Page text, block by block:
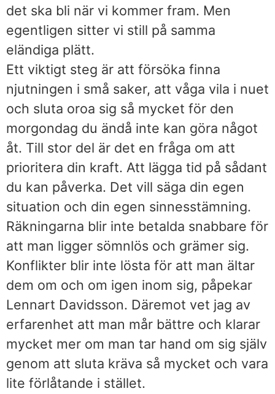
det ska bli när vi kommer fram. Men
egentligen sitter vi still på samma
eländiga plätt.
Ett viktigt steg är att försöka finna
njutningen i små saker, att våga vila i nuet
och sluta oroa sig så mycket för den
morgondag du ändå inte kan göra något
åt. Till stor del är det en fråga om att
prioritera din kraft. Att lägga tid på sådant
du kan påverka. Det vill säga din egen
situation och din egen sinnesstämning.
Räkningarna blir inte betalda snabbare för
att man ligger sömnlös och grämer sig.
Konflikter blir inte lösta för att man ältar
dem om och om igen inom sig, påpekar
Lennart Davidsson. Däremot vet jag av
erfarenhet att man mår bättre och klarar
mycket mer om man tar hand om sig själv
genom att sluta kräva så mycket och vara
lite förlåtande i stället.